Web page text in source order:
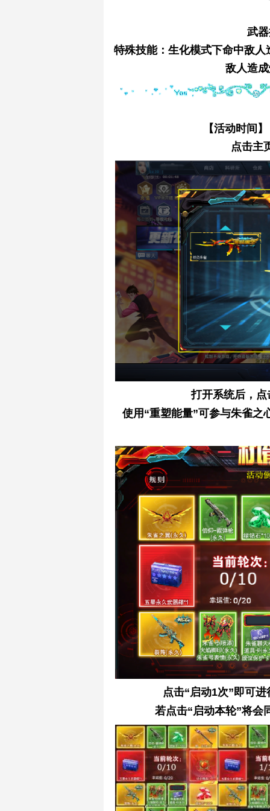
武
特殊技能：生化模式下命中敌
敌人造
【活动时间
点击主
打开系统后，
使用“重塑能量”可参与朱雀之
点击“启动1次”即可
若点击“启动本轮”将会